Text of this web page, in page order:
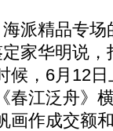
精品专场
家华明说
候，6月12
春江泛舟》
画作成交额